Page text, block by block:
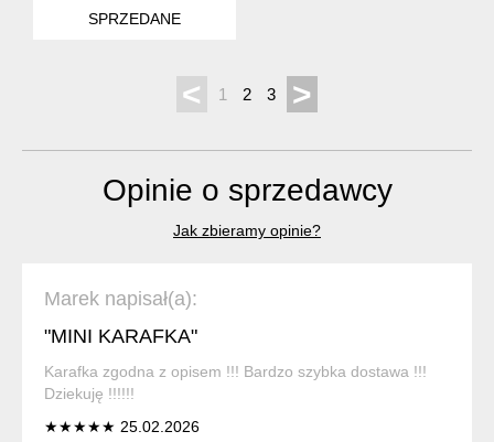
SPRZEDANE
< 1 2 3 >
Opinie o sprzedawcy
Jak zbieramy opinie?
Marek napisał(a):
"MINI KARAFKA"
Karafka zgodna z opisem !!! Bardzo szybka dostawa !!!
Dziekuję !!!!!!
★★★★★ 25.02.2026